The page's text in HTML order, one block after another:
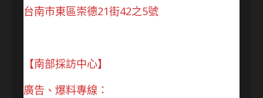
台南市東區崇德21街42之5號
【南部採訪中心】
廣告、爆料專線：